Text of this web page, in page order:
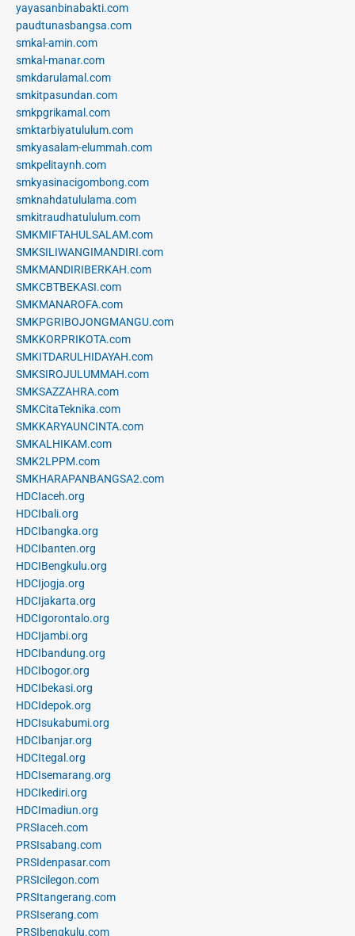
yayasanbinabakti.com
paudtunasbangsa.com
smkal-amin.com
smkal-manar.com
smkdarulamal.com
smkitpasundan.com
smkpgrikamal.com
smktarbiyatululum.com
smkyasalam-elummah.com
smkpelitaynh.com
smkyasinacigombong.com
smknahdatululama.com
smkitraudhatululum.com
SMKMIFTAHULSALAM.com
SMKSILIWANGIMANDIRI.com
SMKMANDIRIBERKAH.com
SMKCBTBEKASI.com
SMKMANAROFA.com
SMKPGRIBOJONGMANGU.com
SMKKORPRIKOTA.com
SMKITDARULHIDAYAH.com
SMKSIROJULUMMAH.com
SMKSAZZAHRA.com
SMKCitaTeknika.com
SMKKARYAUNCINTA.com
SMKALHIKAM.com
SMK2LPPM.com
SMKHARAPANBANGSA2.com
HDCIaceh.org
HDCIbali.org
HDCIbangka.org
HDCIbanten.org
HDCIBengkulu.org
HDCIjogja.org
HDCIjakarta.org
HDCIgorontalo.org
HDCIjambi.org
HDCIbandung.org
HDCIbogor.org
HDCIbekasi.org
HDCIdepok.org
HDCIsukabumi.org
HDCIbanjar.org
HDCItegal.org
HDCIsemarang.org
HDCIkediri.org
HDCImadiun.org
PRSIaceh.com
PRSIsabang.com
PRSIdenpasar.com
PRSIcilegon.com
PRSItangerang.com
PRSIserang.com
PRSIbengkulu.com